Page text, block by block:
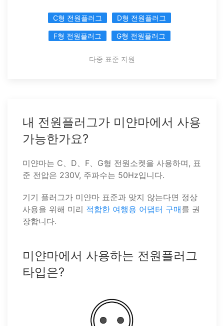
C형 전원플러그 D형 전원플러그
F형 전원플러그 G형 전원플러그
다중 표준 지원
내 전원플러그가 미얀마에서 사용
가능한가요?
미얀마는 C、D、F、G형 전원소켓을 사용하며, 표
준 전압은 230V, 주파수는 50Hz입니다.
기기 플러그가 미얀마 표준과 맞지 않는다면 정상
사용을 위해 미리 적합한 여행용 어댑터 구매를 권
장합니다.
미얀마에서 사용하는 전원플러그
타입은?